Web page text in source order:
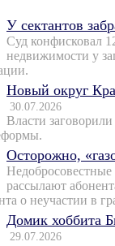
У сектантов
Суд конфисковал
недвижимости у
Новый округ
30.07.2026
Власти
Осторожно,
рассылают
о неучастии в
Домик хоббита
29.07.2026